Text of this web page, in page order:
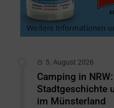
5. August 2026
Camping in
Stadtgeschichte
im Münsterland